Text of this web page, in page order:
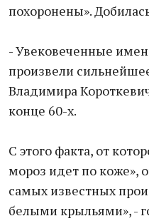
похоронены».
- Увековеченные
произвели
Владимира
конце 60-х.
С этого факта, от
мороз идет по коже»,
самых известных
белыми крыльями», -